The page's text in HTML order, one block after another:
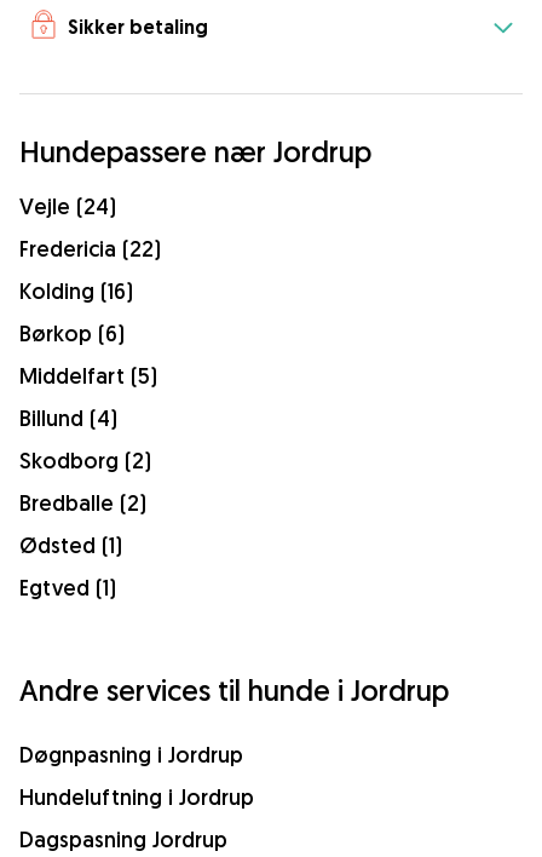
Sikker betaling
Hundepassere nær Jordrup
Vejle (24)
Fredericia (22)
Kolding (16)
Børkop (6)
Middelfart (5)
Billund (4)
Skodborg (2)
Bredballe (2)
Ødsted (1)
Egtved (1)
Andre services til hunde i Jordrup
Døgnpasning i Jordrup
Hundeluftning i Jordrup
Dagspasning Jordrup